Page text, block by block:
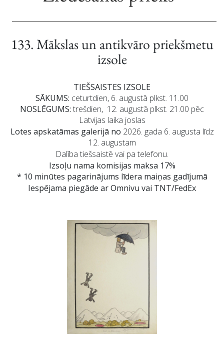
133. Mākslas un antikvāro priekšmetu
izsole
TIEŠSAISTES IZSOLE
SĀKUMS: ceturtdien, 6. augustā plkst. 11.00
NOSLĒGUMS: trešdien, 12. augustā plkst. 21.00 pēc
Latvijas laika joslas
Lotes apskatāmas galerijā no 2026. gada 6. augusta līdz
12. augustam
Dalība tiešsaistē vai pa telefonu.
Izsoļu nama komisijas maksa 17%
* 10 minūtes pagarinājums līdera maiņas gadījumā
Iespējama piegāde ar Omnivu vai TNT/FedEx